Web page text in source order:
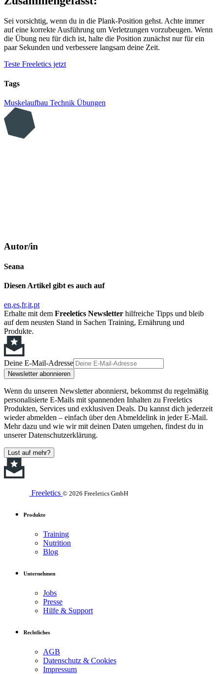
Sei vorsichtig, wenn du in die Plank-Position gehst. Achte immer
auf eine korrekte Ausführung um Verletzungen vorzubeugen. Wenn
die Übung neu für dich ist, halte die Position zunächst nur für ein
paar Sekunden und verbessere langsam deine Zeit.
Teste Freeletics jetzt
Tags
Muskelaufbau Technik Übungen
Autor/in
Seana
Diesen Artikel gibt es auch auf
en es fr it pt
Erhalte mit dem Freeletics Newsletter hilfreiche Tipps und bleib
auf dem neusten Stand in Sachen Training, Ernährung und
Produkte.
Deine E-Mail-Adresse
Newsletter abonnieren
Wenn du unseren Newsletter abonnierst, bekommst du regelmäßig
personalisierte E-Mails mit spannenden Inhalten zu Freeletics
Produkten, Services und exklusiven Deals. Du kannst dich jederzeit
wieder abmelden – einfach über den Abmeldelink in jeder E-Mail.
Mehr dazu und wie wir mit deinen Daten umgehen, findest du in
unserer Datenschutzerklärung.
Lust auf mehr?
Freeletics © 2026 Freeletics GmbH
Produkte
Training
Nutrition
Blog
Unternehmen
Jobs
Presse
Hilfe & Support
Rechtliches
AGB
Datenschutz & Cookies
Impressum